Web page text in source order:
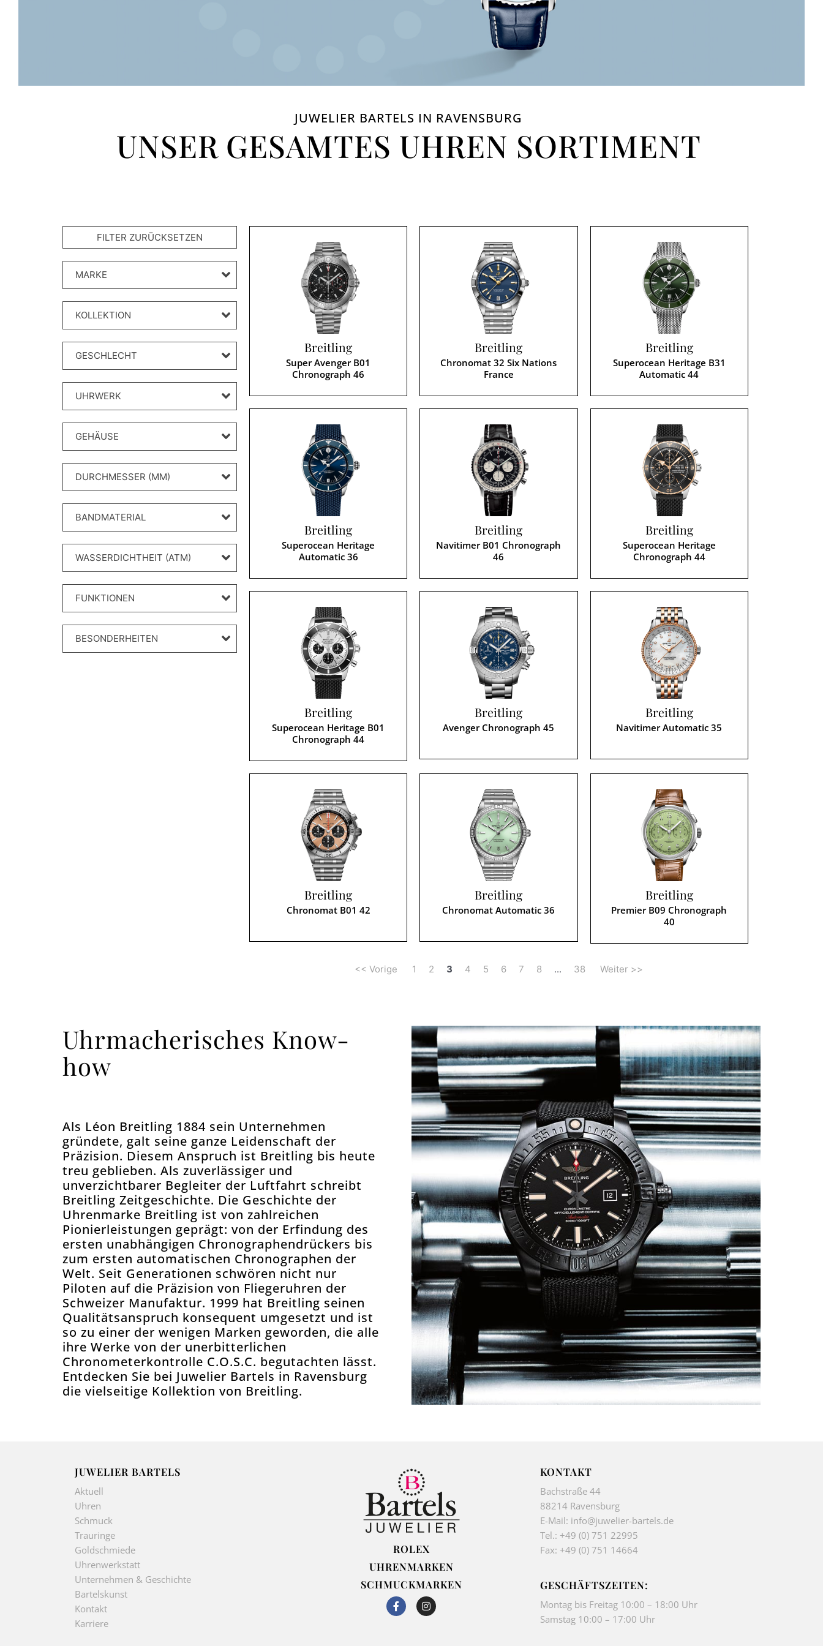
JUWELIER BARTELS IN RAVENSBURG
UNSER GESAMTES UHREN SORTIMENT
MARKE
KOLLEKTION
GESCHLECHT
UHRWERK
GEHÄUSE
DURCHMESSER (MM)
BANDMATERIAL
WASSERDICHTHEIT (ATM)
FUNKTIONEN
BESONDERHEITEN
Breitling
Super Avenger B01
Chronograph 46
Breitling
Chronomat 32 Six Nations
France
Breitling
Superocean Heritage B31
Automatic 44
Breitling
Superocean Heritage
Automatic 36
Breitling
Navitimer B01 Chronograph
46
Breitling
Superocean Heritage
Chronograph 44
Breitling
Superocean Heritage B01
Chronograph 44
Breitling
Avenger Chronograph 45
Breitling
Navitimer Automatic 35
Breitling
Chronomat B01 42
Breitling
Chronomat Automatic 36
Breitling
Premier B09 Chronograph
40
<< Vorige 1 2 3 4 5 6 7 8 ... 38 Weiter >>
Uhrmacherisches Know-
how
Als Léon Breitling 1884 sein Unternehmen
gründete, galt seine ganze Leidenschaft der
Präzision. Diesem Anspruch ist Breitling bis heute
treu geblieben. Als zuverlässiger und
unverzichtbarer Begleiter der Luftfahrt schreibt
Breitling Zeitgeschichte. Die Geschichte der
Uhrenmarke Breitling ist von zahlreichen
Pionierleistungen geprägt: von der Erfindung des
ersten unabhängigen Chronographendrückers bis
zum ersten automatischen Chronographen der
Welt. Seit Generationen schwören nicht nur
Piloten auf die Präzision von Fliegeruhren der
Schweizer Manufaktur. 1999 hat Breitling seinen
Qualitätsanspruch konsequent umgesetzt und ist
so zu einer der wenigen Marken geworden, die alle
ihre Werke von der unerbitterlichen
Chronometerkontrolle C.O.S.C. begutachten lässt.
Entdecken Sie bei Juwelier Bartels in Ravensburg
die vielseitige Kollektion von Breitling.
JUWELIER BARTELS
Aktuell
Uhren
Schmuck
Trauringe
Goldschmiede
Uhrenwerkstatt
Unternehmen & Geschichte
Bartelskunst
Kontakt
Karriere
ROLEX
UHRENMARKEN
SCHMUCKMARKEN
F
a
c
I
n
s
KONTAKT
Bachstraße 44
88214 Ravensburg
E-Mail: info@juwelier-bartels.de
Tel.: +49 (0) 751 22995
Fax: +49 (0) 751 14664
GESCHÄFTSZEITEN:
Montag bis Freitag 10:00 – 18:00 Uhr
Samstag 10:00 – 17:00 Uhr